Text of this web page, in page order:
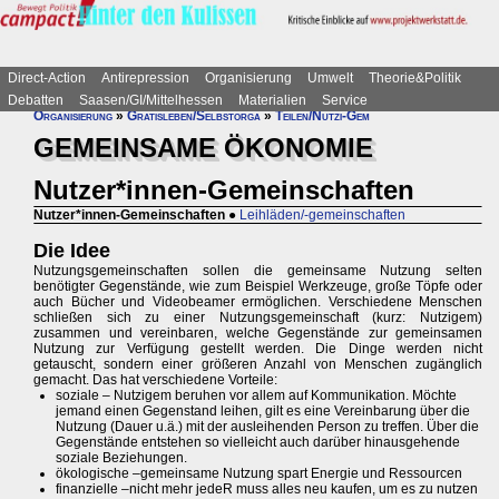
Direct-Action Antirepression Organisierung Umwelt
Theorie&Politik
Debatten
Saasen/GI/Mittelhessen Materialien
Service
Organisierung»Gratisleben/Selbstorga»Teilen/Nutzi-Gem
GEMEINSAME ÖKONOMIE
Nutzer*innen-Gemeinschaften
Nutzer*innen-Gemeinschaften ● Leihläden/-gemeinschaften
Die Idee
Nutzungsgemeinschaften sollen die gemeinsame Nutzung selten
benötigter Gegenstände, wie zum Beispiel Werkzeuge, große Töpfe oder
auch Bücher und Videobeamer ermöglichen. Verschiedene Menschen
schließen sich zu einer Nutzungsgemeinschaft (kurz: Nutzigem)
zusammen und vereinbaren, welche Gegenstände zur gemeinsamen
Nutzung zur Verfügung gestellt werden. Die Dinge werden nicht
getauscht, sondern einer größeren Anzahl von Menschen zugänglich
gemacht. Das hat verschiedene Vorteile:
soziale – Nutzigem beruhen vor allem auf Kommunikation. Möchte
jemand einen Gegenstand leihen, gilt es eine Vereinbarung über die
Nutzung (Dauer u.ä.) mit der ausleihenden Person zu treffen. Über die
Gegenstände entstehen so vielleicht auch darüber hinausgehende
soziale Beziehungen.
ökologische –gemeinsame Nutzung spart Energie und Ressourcen
finanzielle –nicht mehr jedeR muss alles neu kaufen, um es zu nutzen